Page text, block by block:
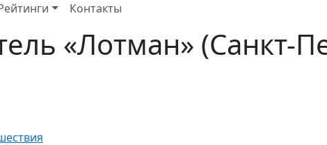
Контакты
«Лотман» (Санкт-